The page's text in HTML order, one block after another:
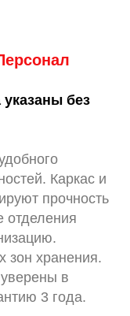
без
Каркас и
прочность
отделения
зон хранения.
в
3 года.